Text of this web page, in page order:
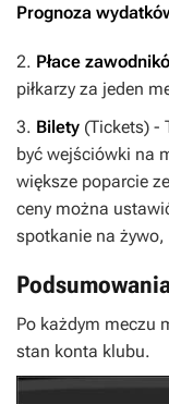
Prognoza
2. Płace
piłkarzy za jeden
3. Bilety (Tickets) -
być wejściówki na
większe poparcie
ceny można
spotkanie na
Po każdym meczu
stan konta klubu.